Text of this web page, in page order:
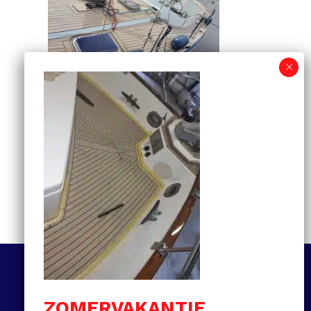
Informatiegids voor
kunststof teakdekken:
van selectie tot
onderhoud en prijzen
MEER LEZEN
Volg ons